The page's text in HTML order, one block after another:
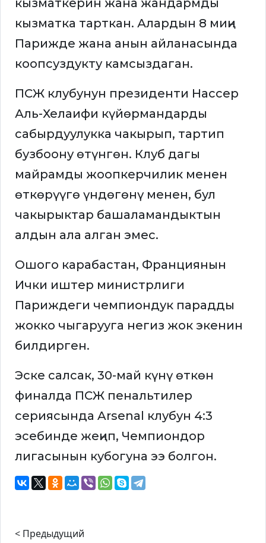
кызматкерин жана жандармды
кызматка тарткан. Алардын 8 миңи
Парижде жана анын айланасында
коопсуздукту камсыздаган.
ПСЖ клубунун президенти Нассер
Аль-Хелаифи күйөрмандарды
сабырдуулукка чакырып, тартип
бузбоону өтүнгөн. Клуб дагы
майрамды жоопкерчилик менен
өткөрүүгө үндөгөнү менен, бул
чакырыктар башаламандыктын
алдын ала алган эмес.
Ошого карабастан, Франциянын
Ички иштер министрлиги
Париждеги чемпиондук парадды
жокко чыгарууга негиз жок экенин
билдирген.
Эске салсак, 30-май күнү өткөн
финалда ПСЖ пенальтилер
сериясында Arsenal клубун 4:3
эсебинде жеңип, Чемпиондор
лигасынын кубогуна ээ болгон.
< Предыдущий